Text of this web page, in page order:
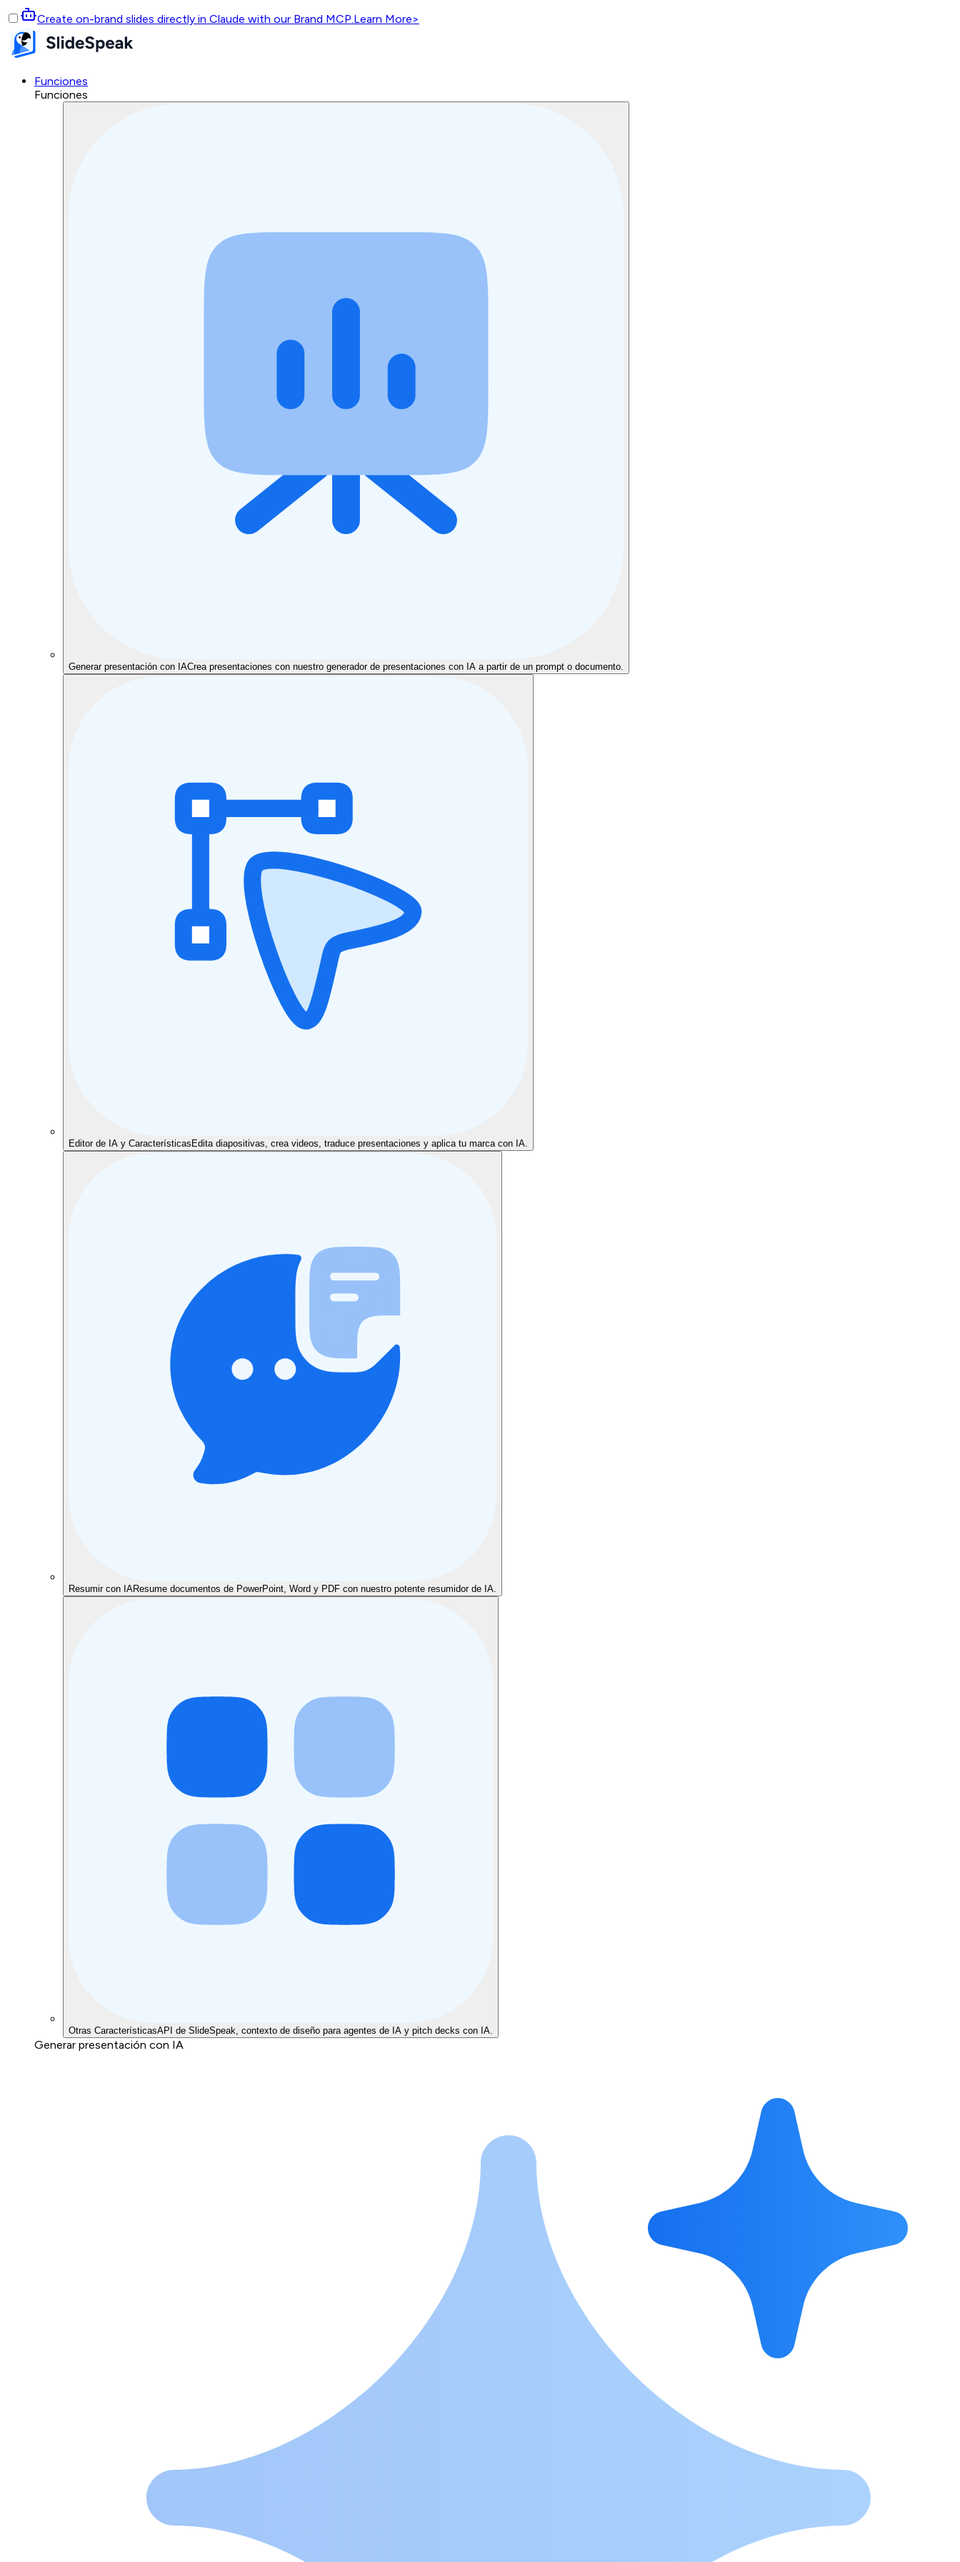
Create on-brand slides directly in Claude with our Brand MCP.Learn More>
Funciones
Funciones
Generar presentación con IACrea presentaciones con nuestro generador de presentaciones con IA a partir de un prompt o documento.
Editor de IA y Características Edita diapositivas, crea videos, traduce presentaciones y aplica tu marca con IA.
Resumir con IAResume documentos de PowerPoint, Word y PDF con nuestro potente resumidor de IA.
Otras CaracterísticasAPI de SlideSpeak, contexto de diseño para agentes de IA y pitch decks con IA.
Generar presentación con IA